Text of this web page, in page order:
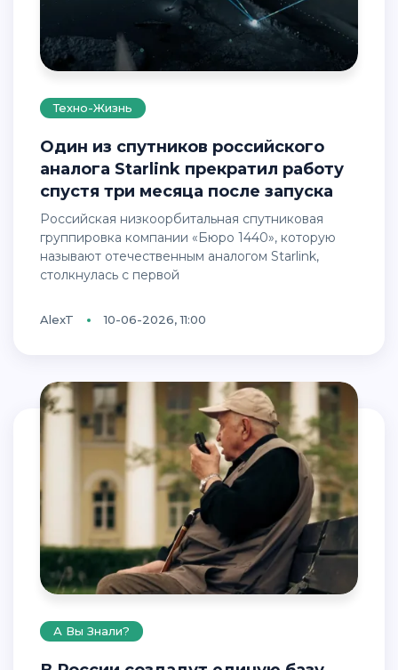
Техно-Жизнь
Один из спутников российского
аналога Starlink прекратил работу
спустя три месяца после запуска
Российская низкоорбитальная спутниковая
группировка компании «Бюро 1440», которую
называют отечественным аналогом Starlink,
столкнулась с первой
AlexT 10-06-2026, 11:00
А Вы Знали?